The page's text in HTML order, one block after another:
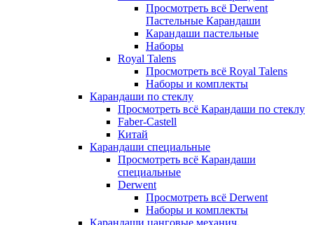
Просмотреть всё Derwent
Пастельные Карандаши
Карандаши пастельные
Наборы
Royal Talens
Просмотреть всё Royal Talens
Наборы и комплекты
Карандаши по стеклу
Просмотреть всё Карандаши по стеклу
Faber-Castell
Китай
Карандаши специальные
Просмотреть всё Карандаши
специальные
Derwent
Просмотреть всё Derwent
Наборы и комплекты
Карандаши цанговые,механич.